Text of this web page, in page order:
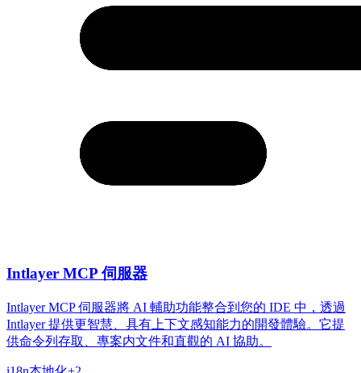
Intlayer MCP 伺服器
Intlayer MCP 伺服器將 AI 輔助功能整合到您的 IDE 中，透過
Intlayer 提供更智慧、具有上下文感知能力的開發體驗。它提
供命令列存取、專案内文件和直觀的 AI 協助。